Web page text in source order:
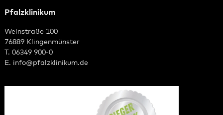
Pfalzklinikum
Weinstraße 100
76889 Klingenmünster
T. 06349 900-0
E. info@pfalzklinikum.de